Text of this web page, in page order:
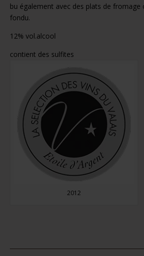
bu également avec des plats de fromage
fondu.
12% vol.alcool
contient des sulfites
2012